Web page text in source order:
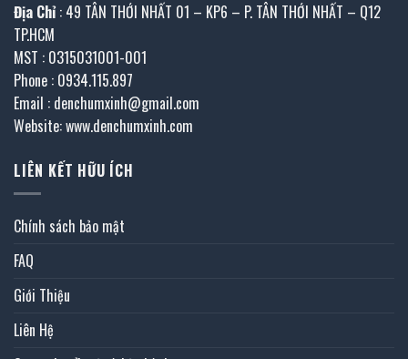
Địa Chỉ : 49 TÂN THỚI NHẤT 01 – KP6 – P. TÂN THỚI NHẤT – Q12
TP.HCM
MST : 0315031001-001
Phone : 0934.115.897
Email : denchumxinh@gmail.com
Website: www.denchumxinh.com
LIÊN KẾT HỮU ÍCH
Chính sách bảo mật
FAQ
Giới Thiệu
Liên Hệ